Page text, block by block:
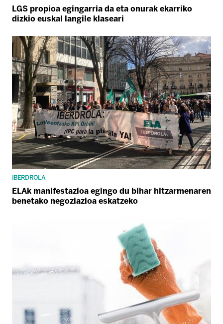
LGS propioa egingarria da eta onurak ekarriko
dizkio euskal langile klaseari
IBERDROLA
ELAk manifestazioa egingo du bihar hitzarmenaren
benetako negoziazioa eskatzeko